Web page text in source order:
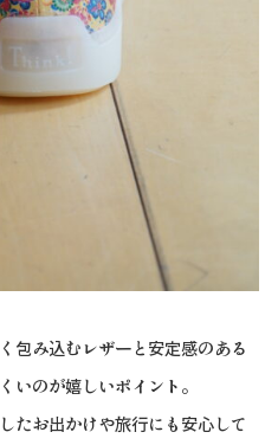
包み込むレザーと安定感のある
いのが嬉しいポイント。
たお出かけや旅行にも安心して